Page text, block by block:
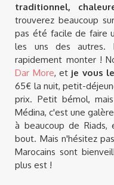
traditionnel,
trouverez beaucoup
pas été facile de faire
les uns des autres.
rapidement monter !
Dar More, et je vous
65€ la nuit, petit-
prix. Petit bémol,
Médina, c'est une
à beaucoup de
bout. Mais n'hésitez
Marocains sont
plus est !